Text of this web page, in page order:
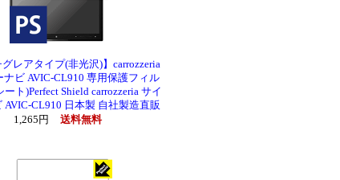
グレアタイプ(非光沢)】carrozzeria
ナビ AVIC-CL910 専用保護フィル
ト)Perfect Shield carrozzeria サイ
AVIC-CL910 日本製 自社製造直販
1,265円
送料無料